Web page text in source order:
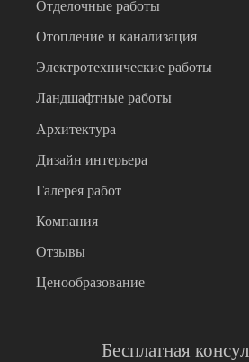
Отделочные работы
Отопление и канализация
Электротехнические работы
Ландшафтные работы
Архитектура
Дизайн интерьера
Галерея работ
Компания
Отзывы
Ценообразование
Бесплатная